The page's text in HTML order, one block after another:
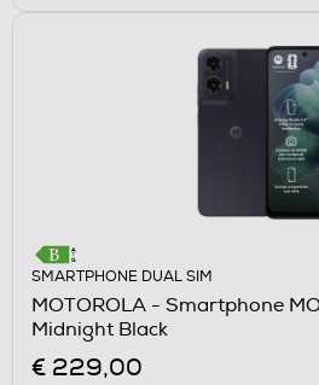
SMARTPHONE DUAL SIM
MOTOROLA - Smartphone
Midnight Black
€ 229,00